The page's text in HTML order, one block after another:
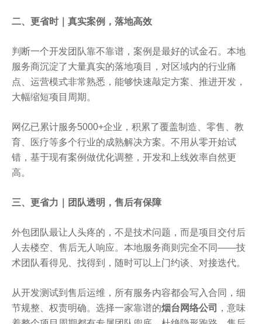
二、更省时｜真实案例，落地高效
判断一个开发团队靠不靠谱，案例是最好的试金石。本地
服务商沉淀了大量真实的落地项目，对区域内的行业痛
点、运营模式非常熟悉，能够快速敲定方案、推进开发，
大幅缩短项目周期。
网亿已累计服务5000+企业，积累了覆盖制造、零售、教
育、医疗等多个行业的成熟解决方案。不用从零开始试
错，基于现有案例做优化调整，开发和上线效率自然更
高。
三、更省力｜团队透明，售后有保障
外包团队最让人头疼的，不是技术问题，而是项目交付后
人去楼空、售后无人响应。本地服务商则完全不同——技
术团队看得见、找得到，随时可以上门约谈、对接迭代。
从开发测试到售后运维，所有服务内容都会写入合同，细
节规整、权责明确。选择一家靠谱的烟台网络公司
，意味